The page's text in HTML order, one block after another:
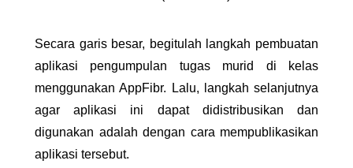
Secara garis besar, begitulah langkah pembuatan
aplikasi pengumpulan tugas murid di kelas
menggunakan AppFibr. Lalu, langkah selanjutnya
agar aplikasi ini dapat didistribusikan dan
digunakan adalah dengan cara mempublikasikan
aplikasi tersebut.